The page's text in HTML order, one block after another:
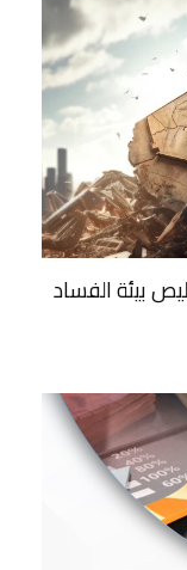
بيئة الفساد